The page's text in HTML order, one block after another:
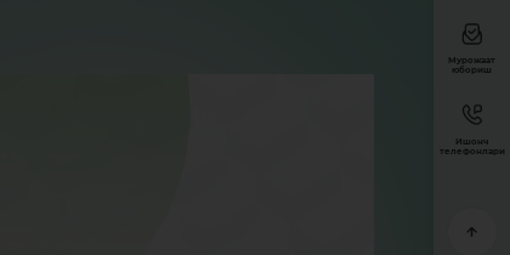
Мурожаат
юбориш
Ишонч
телефонлари